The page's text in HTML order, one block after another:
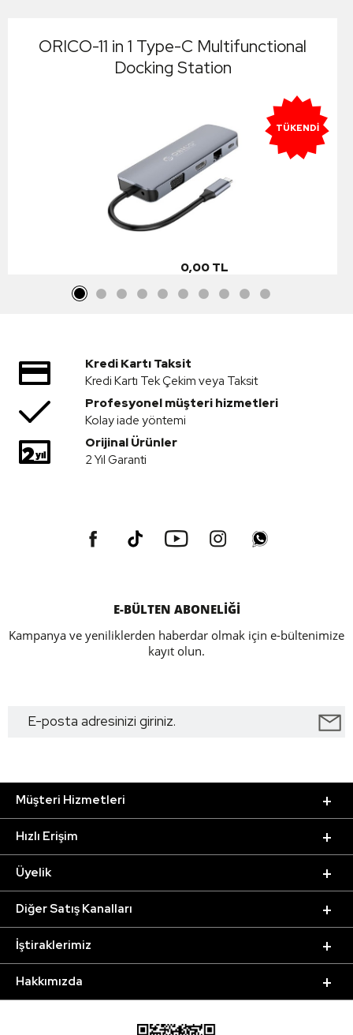
ORICO-11 in 1 Type-C Multifunctional
Docking Station
TÜKENDI
0,00 TL
Kredi Kartı Taksit
Kredi Kartı Tek Çekim veya Taksit
Profesyonel müşteri hizmetleri
Kolay iade yöntemi
Orijinal Ürünler
2 Yıl Garanti
E-BÜLTEN ABONELİĞİ
Kampanya ve yeniliklerden haberdar olmak için e-bültenimize
kayıt olun.
Müşteri Hizmetleri
Hızlı Erişim
Üyelik
Diğer Satış Kanalları
İştiraklerimiz
Hakkımızda